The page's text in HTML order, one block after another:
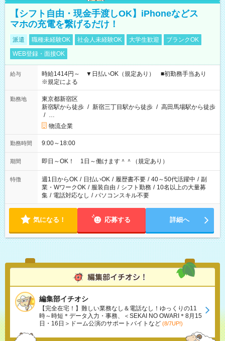
【シフト自由・現金手渡しOK】iPhoneなどス
マホの充電を繋げるだけ！
派遣 職種未経験OK 社会人未経験OK 大学生歓迎
ブランクOK
WEB登録・面接OK
給与
時給1414円～ ▼日払いOK（規定あり） ■初勤務手当あり
※規定による
勤務地
東京都新宿区
新宿駅から徒歩 / 新宿三丁目駅から徒歩 / 高田馬場駅から徒歩
/ …
物流企業
勤務時間 9:00～18:00
期間 即日～OK！ 1日～働けます＾＾（規定あり）
特徴 週1日からOK / 日払いOK / 履歴書不要 / 40～50代活躍中 / 副
業・WワークOK / 服装自由 / シフト勤務 / 10名以上の大量募
集 / 電話対応なし / パソコンスキル不要
気になる！ 応募する 詳細へ
編集部イチオシ
【完全在宅！】難しい業務なし＆電話なし！ゆっくりの11
時～時短＊データ入力・事務、＜SEKAI NO OWARI＊8月15
日・16日＞ドーム公演のサポートバイトなど (8/7UP!)